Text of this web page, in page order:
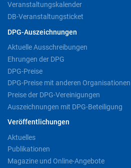
Veranstaltungskalender
DB-Veranstaltungsticket
DPG-Auszeichnungen
Aktuelle Ausschreibungen
Ehrungen der DPG
DPG-Preise
DPG-Preise mit anderen Organisationen
Preise der DPG-Vereinigungen
Auszeichnungen mit DPG-Beteiligung
Veröffentlichungen
Aktuelles
Publikationen
Magazine und Online-Angebote